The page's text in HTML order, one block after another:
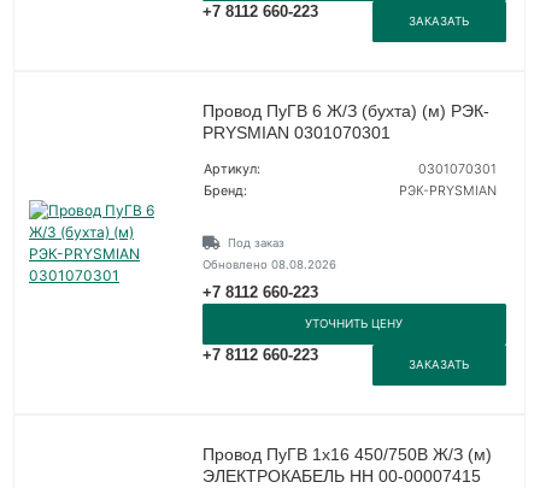
+7 8112 660-223
ЗАКАЗАТЬ
Провод ПуГВ 6 Ж/З (бухта) (м) РЭК-
PRYSMIAN 0301070301
Артикул:
0301070301
Бренд:
РЭК-PRYSMIAN
Под заказ
Обновлено 08.08.2026
+7 8112 660-223
УТОЧНИТЬ ЦЕНУ
+7 8112 660-223
ЗАКАЗАТЬ
Провод ПуГВ 1х16 450/750В Ж/З (м)
ЭЛЕКТРОКАБЕЛЬ НН 00-00007415